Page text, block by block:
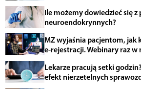
Ile możemy dowiedzieć się
neuroendokrynnych?
MZ wyjaśnia pacjentom, jak
e-rejestracji. Webinary raz w
Lekarze pracują setki
efekt nierzetelnych